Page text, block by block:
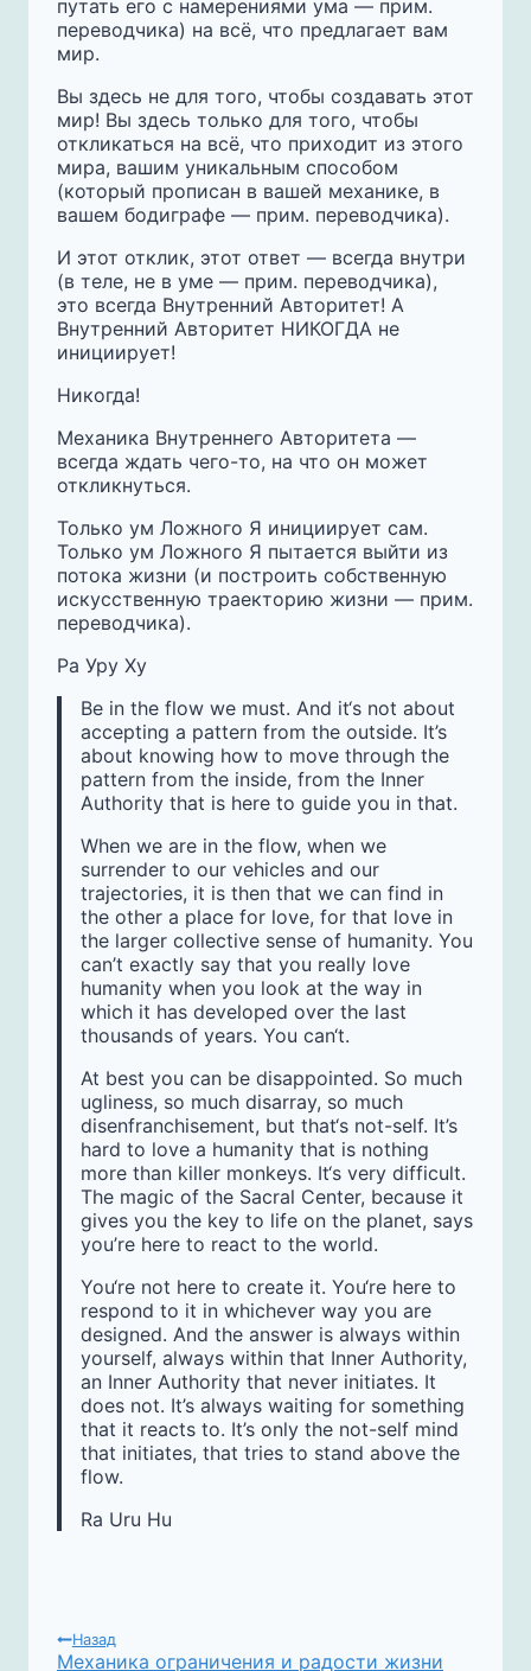
путать его с намерениями ума — прим.
переводчика) на всё, что предлагает вам
мир.
Вы здесь не для того, чтобы создавать этот
мир! Вы здесь только для того, чтобы
откликаться на всё, что приходит из этого
мира, вашим уникальным способом
(который прописан в вашей механике, в
вашем бодиграфе — прим. переводчика).
И этот отклик, этот ответ — всегда внутри
(в теле, не в уме — прим. переводчика),
это всегда Внутренний Авторитет! А
Внутренний Авторитет НИКОГДА не
инициирует!
Никогда!
Механика Внутреннего Авторитета —
всегда ждать чего-то, на что он может
откликнуться.
Только ум Ложного Я инициирует сам.
Только ум Ложного Я пытается выйти из
потока жизни (и построить собственную
искусственную траекторию жизни — прим.
переводчика).
Ра Уру Ху
Be in the flow we must. And it‘s not about
accepting a pattern from the outside. It’s
about knowing how to move through the
pattern from the inside, from the Inner
Authority that is here to guide you in that.
When we are in the flow, when we
surrender to our vehicles and our
trajectories, it is then that we can find in
the other a place for love, for that love in
the larger collective sense of humanity. You
can’t exactly say that you really love
humanity when you look at the way in
which it has developed over the last
thousands of years. You can‘t.
At best you can be disappointed. So much
ugliness, so much disarray, so much
disenfranchisement, but that‘s not-self. It’s
hard to love a humanity that is nothing
more than killer monkeys. It‘s very difficult.
The magic of the Sacral Center, because it
gives you the key to life on the planet, says
you’re here to react to the world.
You‘re not here to create it. You‘re here to
respond to it in whichever way you are
designed. And the answer is always within
yourself, always within that Inner Authority,
an Inner Authority that never initiates. It
does not. It’s always waiting for something
that it reacts to. It’s only the not-self mind
that initiates, that tries to stand above the
flow.
Ra Uru Hu
НАВИГАЦИЯ
Назад
Механика ограничения и радости жизни